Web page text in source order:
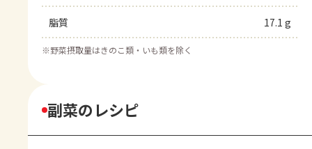
脂質 17.1 g
※野菜摂取量はきのこ類・いも類を除く
副菜のレシピ